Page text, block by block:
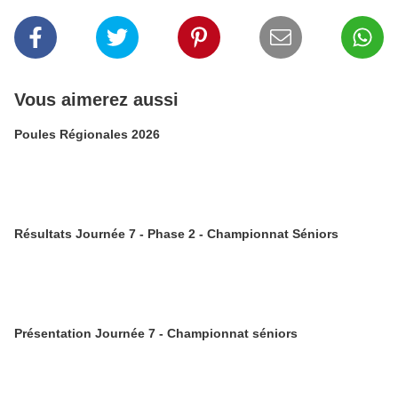
Vous aimerez aussi
Poules Régionales 2026
Résultats Journée 7 - Phase 2 - Championnat Séniors
Présentation Journée 7 - Championnat séniors